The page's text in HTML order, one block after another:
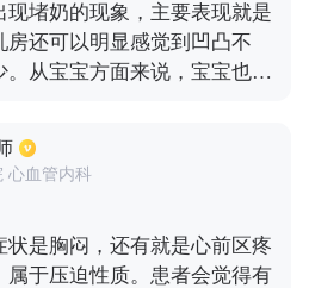
堵奶的现象，主要表现就是
还可以明显感觉到凹凸不
从宝宝方面来说，宝宝也不
宝出现营养不良的问题，同时
时候妈妈们可以用热敷的方式
在一个规定的方向对乳房进
乳腺管通畅。
心血管内科
是胸闷，还有就是心前区疼
于压迫性质。患者会觉得有